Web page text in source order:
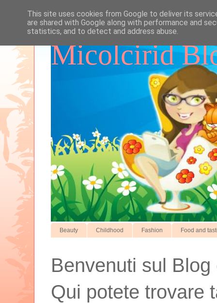
Micolcirid
Beauty Childhood Fashion Food and
Benvenuti sul
Qui potete trovare
This site uses cookies from Google to deliver its
are shared with Google along with performance and
statistics, and to detect and address abuse.